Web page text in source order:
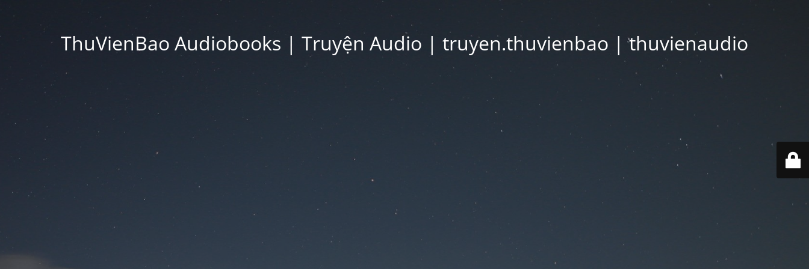
ThuVienBao Audiobooks | Truyện Audio | truyen.thuvienbao | thuvienaudio